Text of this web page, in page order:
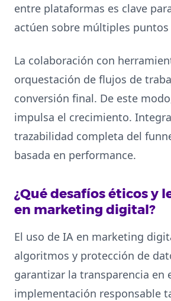
entre plataformas es clave
actúen sobre múltiples
La colaboración con
orquestación de flujos de
conversión final. De este
impulsa el crecimiento.
trazabilidad completa del
basada en performance.
¿Qué desafíos éticos y
en marketing digital?
El uso de IA en marketing
algoritmos y protección de
garantizar la transparencia
implementación responsable